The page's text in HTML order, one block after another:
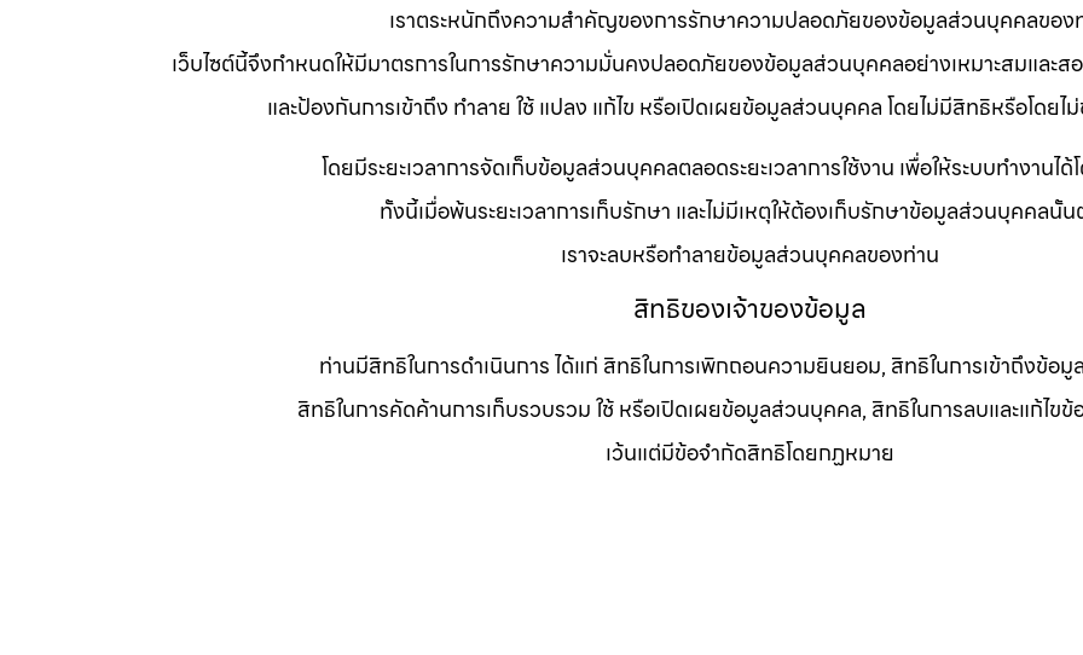
เราตระหนักถึงความสำคัญของการรักษาความปลอดภัยของข้อมูลส่วนบุคคลของ
เว็บไซต์นี้จึงกำหนดให้มีมาตรการในการรักษาความมั่นคงปลอดภัยของข้อมูลส่วนบุคคลอย่างเหมาะสมและ
และป้องกันการเข้าถึง ทำลาย ใช้ แปลง แก้ไข หรือเปิดเผยข้อมูลส่วนบุคคล โดยไม่มีสิทธิหรือโดย
โดยมีระยะเวลาการจัดเก็บข้อมูลส่วนบุคคลตลอดระยะเวลาการใช้งาน เพื่อให้ระบบทำงาน
ทั้งนี้เมื่อพ้นระยะเวลาการเก็บรักษา และไม่มีเหตุให้ต้องเก็บรักษาข้อมูลส่วนบุคคลนั้น
เราจะลบหรือทำลายข้อมูลส่วนบุคคลของท่าน
สิทธิของเจ้าของข้อมูล
ท่านมีสิทธิในการดำเนินการ ได้แก่ สิทธิในการเพิกถอนความยินยอม, สิทธิในการเข้าถึงข้อ
สิทธิในการคัดค้านการเก็บรวบรวม ใช้ หรือเปิดเผยข้อมูลส่วนบุคคล, สิทธิในการลบและแก้ไข
เว้นแต่มีข้อจำกัดสิทธิโดยกฏหมาย